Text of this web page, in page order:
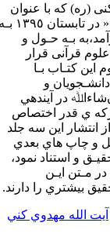
(ره) ﻛﻪ ﺑﺎ ﻋﻨﻮان
»ﺗﻔﺴﻴﺮ ﻣﻮﺿﻮﻋﻰ ﻗﺮآن ﻛﺮﻳﻢ؛ ﭼﻴﺴﺘﻰ و اﻟﺰاﻣﺎت« در
ﺑـﻪ ﺣـﻮل و
ﻗﺮآﻧﻰ ﻗﺮار
اﻳﻦ ﻛﺘـﺎب ﺑـﺎ
و
در آﻳﻨﺪهي
ي ﻗﺪر اﺧﺘﺼﺎص
اﻧﺘﺸﺎر اﻳﻦ ﺳﻪ ﺟﻠﺪ
و ﭼﺎپ ﻫﺎي ﺑﻌﺪي
و اﺳﺘﻨﺎد ﻧﻤﻮد،
ﻣـﺘﻦ اﻳـﻦ
ﺑﻴﺸﺘﺮي را دارﻧﺪ.
آيت الله مهدوي كني